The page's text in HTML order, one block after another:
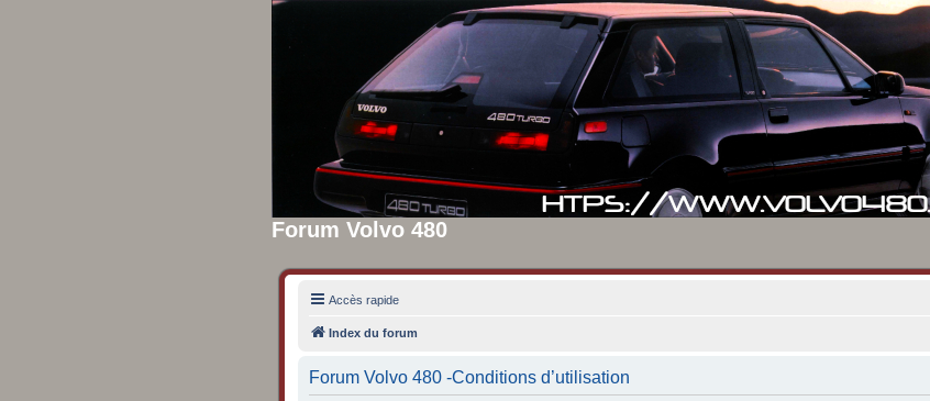
Forum Volvo 480
Accès rapide
Index du forum
Forum Volvo 480 -Conditions d’utilisation